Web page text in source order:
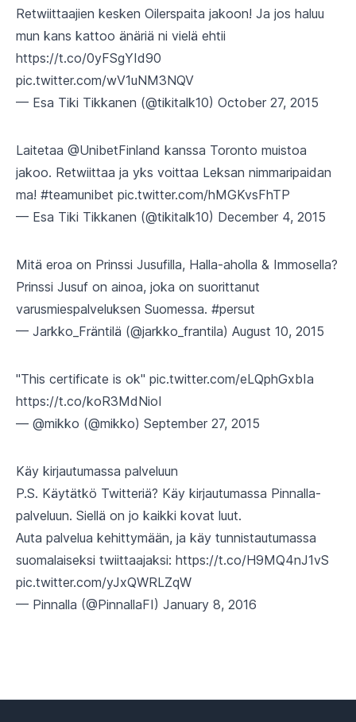
Retwiittaajien kesken Oilerspaita jakoon! Ja jos haluu
mun kans kattoo änäriä ni vielä ehtii
https://t.co/0yFSgYId90
pic.twitter.com/wV1uNM3NQV
— Esa Tiki Tikkanen (@tikitalk10) October 27, 2015
Laitetaa @UnibetFinland kanssa Toronto muistoa
jakoo. Retwiittaa ja yks voittaa Leksan nimmaripaidan
ma! #teamunibet pic.twitter.com/hMGKvsFhTP
— Esa Tiki Tikkanen (@tikitalk10) December 4, 2015
Mitä eroa on Prinssi Jusufilla, Halla-aholla & Immosella?
Prinssi Jusuf on ainoa, joka on suorittanut
varusmiespalveluksen Suomessa. #persut
— Jarkko_Fräntilä (@jarkko_frantila) August 10, 2015
"This certificate is ok" pic.twitter.com/eLQphGxbIa
https://t.co/koR3MdNioI
— @mikko (@mikko) September 27, 2015
Käy kirjautumassa palveluun
P.S. Käytätkö Twitteriä? Käy kirjautumassa Pinnalla-
palveluun. Siellä on jo kaikki kovat luut.
Auta palvelua kehittymään, ja käy tunnistautumassa
suomalaiseksi twiittaajaksi: https://t.co/H9MQ4nJ1vS
pic.twitter.com/yJxQWRLZqW
— Pinnalla (@PinnallaFI) January 8, 2016